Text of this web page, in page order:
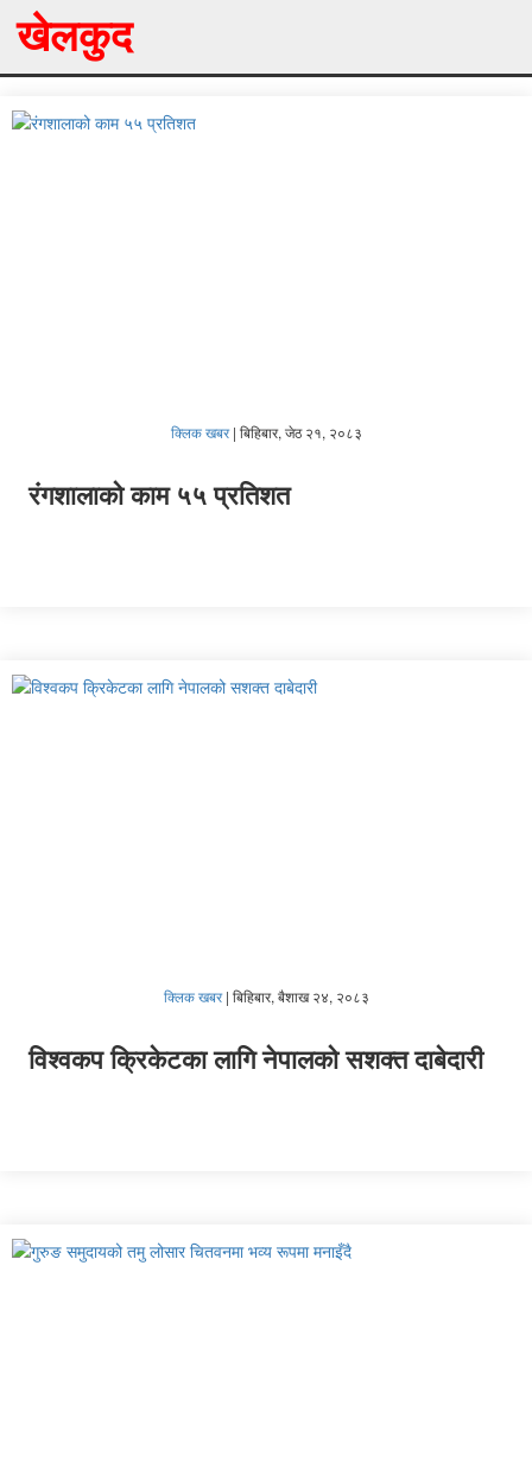
खेलकुद
क्लिक खबर| बिहिबार, जेठ २१, २०८३
रंगशालाको काम ५५ प्रतिशत
क्लिक खबर| बिहिबार, बैशाख २४, २०८३
विश्वकप क्रिकेटका लागि नेपालको सशक्त दाबेदारी